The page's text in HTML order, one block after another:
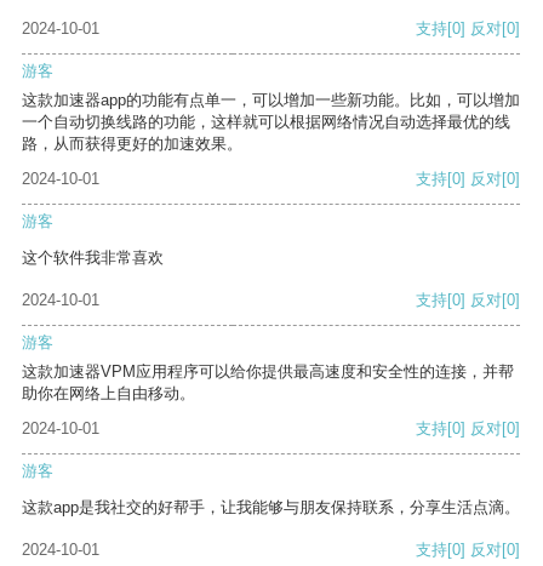
2024-10-01 支持[0] 反对[0]
游客
这款加速器app的功能有点单一，可以增加一些新功能。比如，可以增加
一个自动切换线路的功能，这样就可以根据网络情况自动选择最优的线
路，从而获得更好的加速效果。
2024-10-01
支持[0] 反对[0]
游客
这个软件我非常喜欢
2024-10-01 支持[0] 反对[0]
游客
这款加速器VPM应用程序可以给你提供最高速度和安全性的连接，并帮
助你在网络上自由移动。
2024-10-01
支持[0] 反对[0]
游客
这款app是我社交的好帮手，让我能够与朋友保持联系，分享生活点滴。
2024-10-01 支持[0] 反对[0]